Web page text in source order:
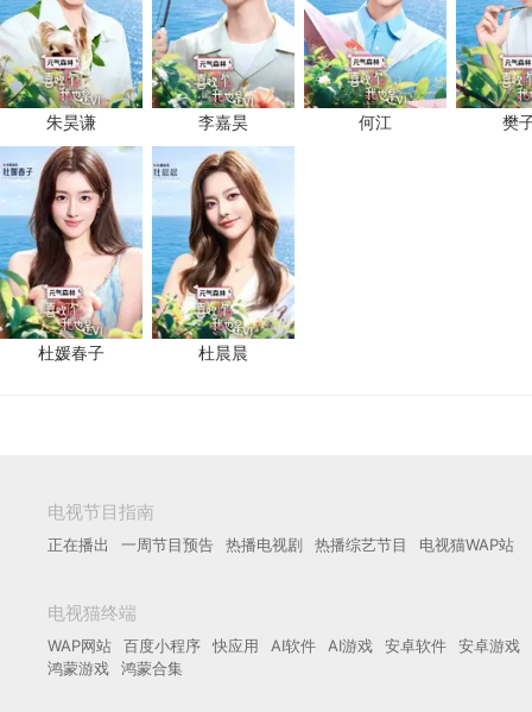
朱昊谦 李嘉昊 何江 樊
杜媛春子 杜晨晨
电视节目指南
正在播出 一周节目预告 热播电视剧 热播综艺节目 电视猫WAP站
电视猫终端
WAP网站 百度小程序 快应用 AI软件 AI游戏 安卓软件
安卓游戏
鸿蒙游戏
鸿蒙合集